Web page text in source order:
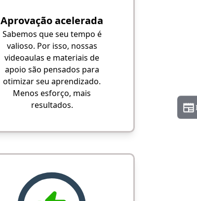
Aprovação acelerada
Sabemos que seu tempo é
valioso. Por isso, nossas
videoaulas e materiais de
apoio são pensados para
otimizar seu aprendizado.
Menos esforço, mais
resultados.